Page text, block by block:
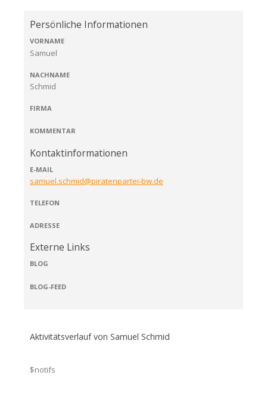
Persönliche Informationen
VORNAME
Samuel
NACHNAME
Schmid
FIRMA
KOMMENTAR
Kontaktinformationen
E-MAIL
samuel.schmid@piratenpartei-bw.de
TELEFON
ADRESSE
Externe Links
BLOG
BLOG-FEED
Aktivitätsverlauf von Samuel Schmid
$notifs